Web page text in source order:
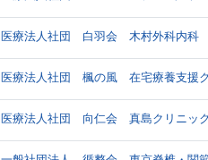
医療法人社団 白羽会 木村外科内科
医療法人社団 楓の風 在宅療養支援
医療法人社団 向仁会 真島クリニック